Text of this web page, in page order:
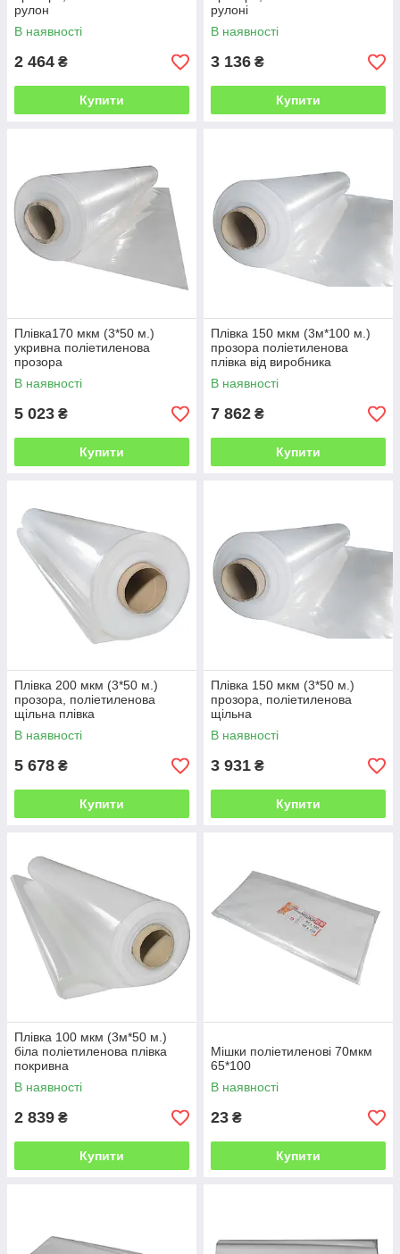
рулон
В наявності
2 464 ₴
Купити
рулоні
В наявності
3 136 ₴
Купити
Плівка170 мкм (3*50 м.)
укривна поліетиленова
прозора
В наявності
5 023 ₴
Купити
Плівка 150 мкм (3м*100 м.)
прозора поліетиленова
плівка від виробника
В наявності
7 862 ₴
Купити
Плівка 200 мкм (3*50 м.)
прозора, поліетиленова
щільна плівка
В наявності
5 678 ₴
Купити
Плівка 150 мкм (3*50 м.)
прозора, поліетиленова
щільна
В наявності
3 931 ₴
Купити
Плівка 100 мкм (3м*50 м.)
біла поліетиленова плівка
покривна
В наявності
2 839 ₴
Купити
Мішки поліетиленові 70мкм
65*100
В наявності
23 ₴
Купити